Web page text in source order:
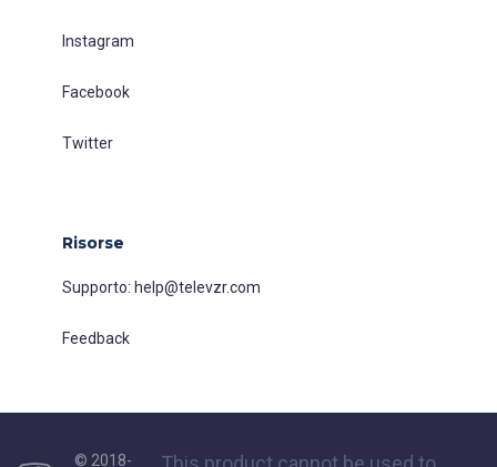
Instagram
Facebook
Twitter
Risorse
Supporto: help@televzr.com
Feedback
© 2018-